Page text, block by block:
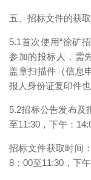
五、招标文件的获取
5.1首次使用“徐矿
参加的投标人，需
盖章扫描件（信息
报人身份证复印件
5.2招标公告发布及
至11:30，下午：
招标文件获取时间
8：00至11:30，下
映维